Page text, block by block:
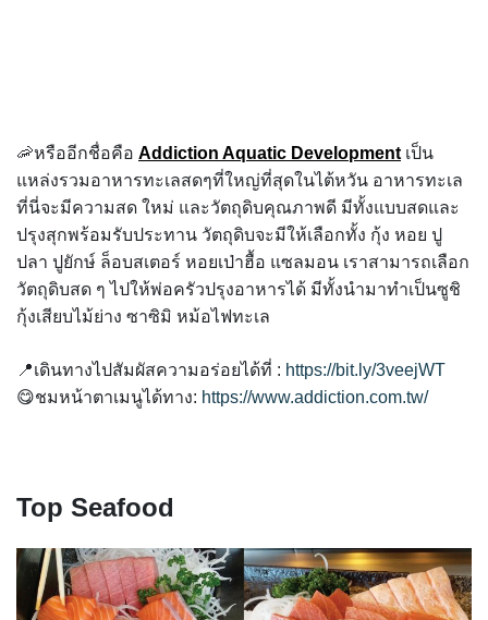
🦐หรืออีกชื่อคือ Addiction Aquatic Development เป็น
แหล่งรวมอาหารทะเลสดๆที่ใหญ่ที่สุดในไต้หวัน อาหารทะเล
ที่นี่จะมีความสด ใหม่ และวัตถุดิบคุณภาพดี มีทั้งแบบสดและ
ปรุงสุกพร้อมรับประทาน วัตถุดิบจะมีให้เลือกทั้ง กุ้ง หอย ปู
ปลา ปูยักษ์ ล็อบสเตอร์ หอยเป่าฮื้อ แซลมอน เราสามารถเลือก
วัตถุดิบสด ๆ ไปให้พ่อครัวปรุงอาหารได้ มีทั้งนำมาทำเป็นซูชิ
กุ้งเสียบไม้ย่าง ซาซิมิ หม้อไฟทะเล
📍เดินทางไปสัมผัสความอร่อยได้ที่ : https://bit.ly/3veejWT
😋ชมหน้าตาเมนูได้ทาง: https://www.addiction.com.tw/
Top Seafood